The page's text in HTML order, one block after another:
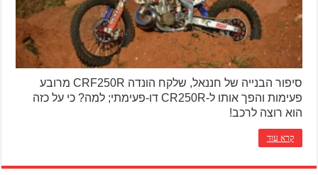
סיפור הבנייה של חננאל, שלקח הונדה CRF250R מרובע
פעימות והפך אותו ל-CR250R דו-פעימתי; למה? כי על כזה
הוא רוצה לרכב!
קרא עוד